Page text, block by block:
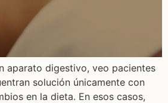
aparato digestivo, veo pacientes
solución únicamente con
en la dieta. En esos casos,